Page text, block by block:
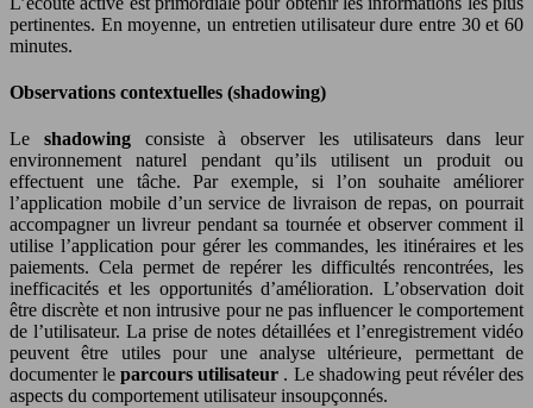
pertinentes. En moyenne, un entretien utilisateur dure entre 30 et 60
minutes.
Observations contextuelles (shadowing)
Le shadowing consiste à observer les utilisateurs dans leur
environnement naturel pendant qu’ils utilisent un produit ou
effectuent une tâche. Par exemple, si l’on souhaite améliorer
l’application mobile d’un service de livraison de repas, on pourrait
accompagner un livreur pendant sa tournée et observer comment il
utilise l’application pour gérer les commandes, les itinéraires et les
paiements. Cela permet de repérer les difficultés rencontrées, les
inefficacités et les opportunités d’amélioration. L’observation doit
être discrète et non intrusive pour ne pas influencer le comportement
de l’utilisateur. La prise de notes détaillées et l’enregistrement vidéo
peuvent être utiles pour une analyse ultérieure, permettant de
documenter leparcours utilisateur . Le shadowing peut révéler des
aspects du comportement utilisateur insoupçonnés.